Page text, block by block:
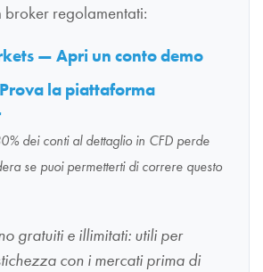
regolamentati:
— Apri un conto demo
la piattaforma
dei conti al dettaglio in CFD perde
se puoi permetterti di correre questo
gratuiti e illimitati: utili per
con i mercati prima di